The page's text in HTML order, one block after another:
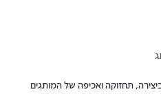
תחזוקה ואכיפה של המותגים